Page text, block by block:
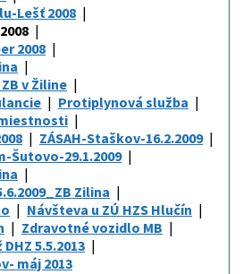
Lešť 2008
2008
v Žiline
Protiplynová služba
ZÁSAH-Staškov-16.2.2009
Šutovo-29.1.2009
Zilina
Návšteva u ZÚ HZS Hlučín
Zdravotné vozidlo MB
5.5.2013
máj 2013